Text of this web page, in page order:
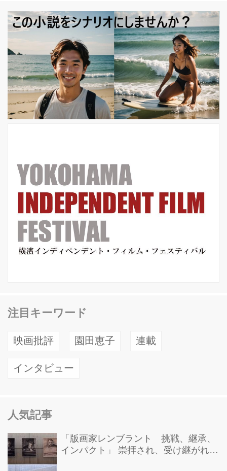
郎監督 秋刀魚の味（1962年）小津安
二郎 次にご紹介する『秋津温泉』です
でに岡田茉莉子が出演した映画作品が
100本。 今作が大島渚や篠田正浩らと
ともに松竹ヌーヴェルヴァーグの旗手
として活躍した吉田喜重監督にとって
も、初期の大ヒット監督作品となって
注目キーワード
映画批評 園田恵子 連載
インタビュー
人気記事
「版画家レンブラント 挑戦、継承、
インパクト」 崇拝され、受け継がれ、